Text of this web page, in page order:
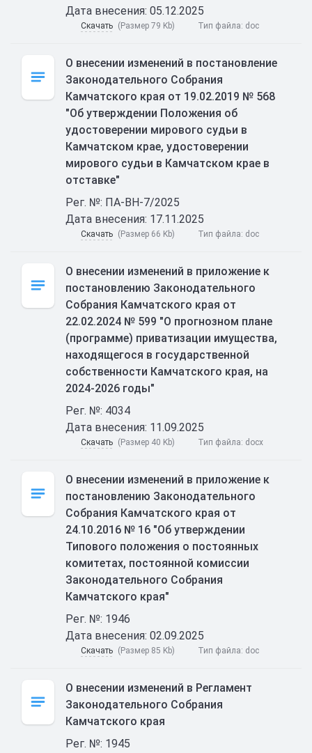
Дата внесения: 05.12.2025
Скачать (Размер 79 Kb) Тип файла: doc
О внесении изменений в постановление
Законодательного Собрания
Камчатского края от 19.02.2019 № 568
"Об утверждении Положения об
удостоверении мирового судьи в
Камчатском крае, удостоверении
мирового судьи в Камчатском крае в
отставке"
Рег. №: ПА-ВН-7/2025
Дата внесения: 17.11.2025
Скачать (Размер 66 Kb) Тип файла: doc
О внесении изменений в приложение к
постановлению Законодательного
Собрания Камчатского края от
22.02.2024 № 599 "О прогнозном плане
(программе) приватизации имущества,
находящегося в государственной
собственности Камчатского края, на
2024-2026 годы"
Рег. №: 4034
Дата внесения: 11.09.2025
Скачать (Размер 40 Kb) Тип файла: docx
О внесении изменений в приложение к
постановлению Законодательного
Собрания Камчатского края от
24.10.2016 № 16 "Об утверждении
Типового положения о постоянных
комитетах, постоянной комиссии
Законодательного Собрания
Камчатского края"
Рег. №: 1946
Дата внесения: 02.09.2025
Скачать (Размер 85 Kb) Тип файла: doc
О внесении изменений в Регламент
Законодательного Собрания
Камчатского края
Рег. №: 1945